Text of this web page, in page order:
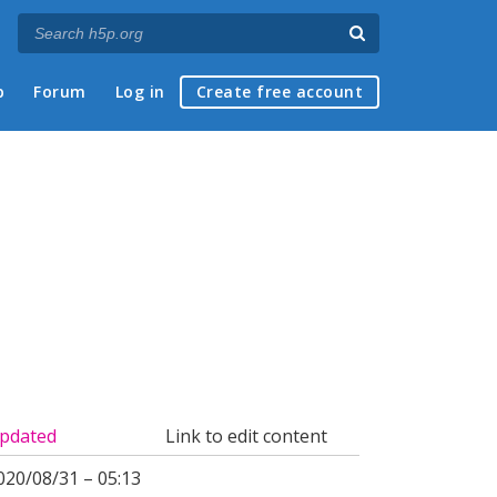
Forum Log in Create free account
Link to edit content
08/31 – 05:13